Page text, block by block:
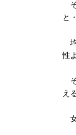
そ
と
均
性
そ
え
女